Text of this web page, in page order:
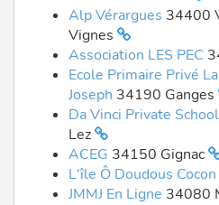
Alp Vérargues 34400
Vignes
Association LES PEC
Ecole Primaire Privé
Joseph 34190 Ganges
Da Vinci Private School
Lez
ACEG 34150 Gignac
L'île Ô Doudous Cocon
JMMJ En Ligne 34080